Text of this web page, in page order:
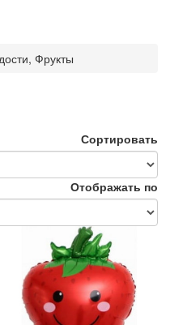
Фрукты
Сортировать
Отображать по